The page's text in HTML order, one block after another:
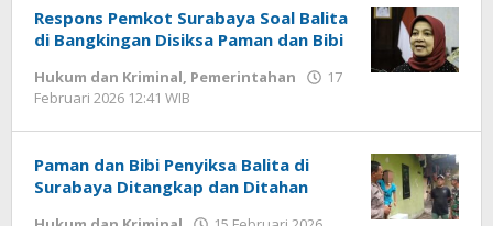
Respons Pemkot Surabaya Soal Balita
di Bangkingan Disiksa Paman dan Bibi
Hukum dan Kriminal, Pemerintahan
17
Februari 2026 12:41 WIB
Paman dan Bibi Penyiksa Balita di
Surabaya Ditangkap dan Ditahan